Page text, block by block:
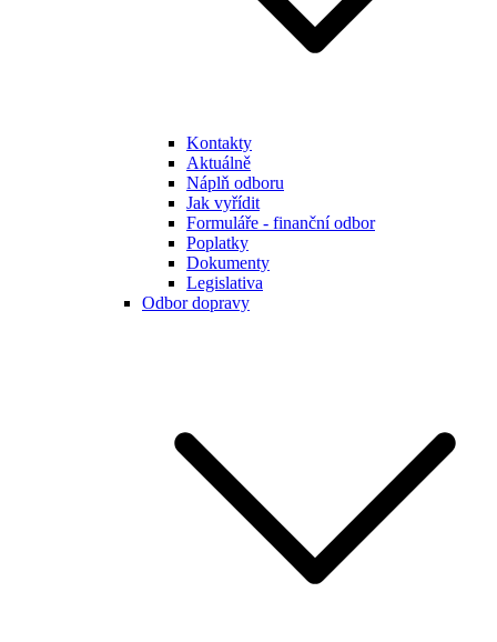
Kontakty
Aktuálně
Náplň odboru
Jak vyřídit
Formuláře - finanční odbor
Poplatky
Dokumenty
Legislativa
Odbor dopravy